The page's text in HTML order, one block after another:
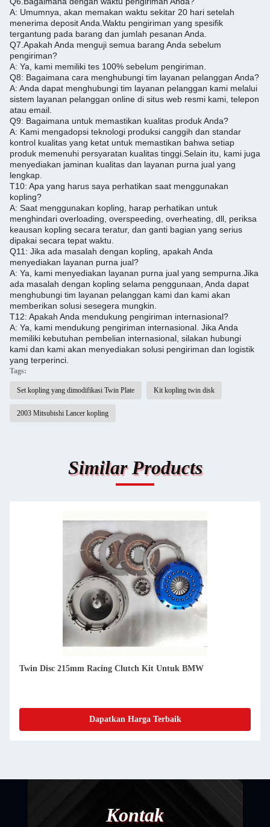
A: Umumnya, akan memakan waktu sekitar 20 hari setelah
menerima deposit Anda. Waktu pengiriman yang spesifik
tergantung pada barang dan jumlah pesanan Anda.
Q7. Apakah Anda menguji semua barang Anda sebelum
pengiriman?
A: Ya, kami memiliki tes 100% sebelum pengiriman.
Q8: Bagaimana cara menghubungi tim layanan pelanggan Anda?
A: Anda dapat menghubungi tim layanan pelanggan kami melalui
sistem layanan pelanggan online di situs web resmi kami, telepon
atau email.
Q9: Bagaimana untuk memastikan kualitas produk Anda?
A: Kami mengadopsi teknologi produksi canggih dan standar
kontrol kualitas yang ketat untuk memastikan bahwa setiap
produk memenuhi persyaratan kualitas tinggi. Selain itu, kami juga
menyediakan jaminan kualitas dan layanan purna jual yang
lengkap.
T10: Apa yang harus saya perhatikan saat menggunakan
kopling?
A: Saat menggunakan kopling, harap perhatikan untuk
menghindari overloading, overspeeding, overheating, dll, periksa
keausan kopling secara teratur, dan ganti bagian yang serius
dipakai secara tepat waktu.
Q11: Jika ada masalah dengan kopling, apakah Anda
menyediakan layanan purna jual?
A: Ya, kami menyediakan layanan purna jual yang sempurna. Jika
ada masalah dengan kopling selama penggunaan, Anda dapat
menghubungi tim layanan pelanggan kami dan kami akan
memberikan solusi sesegera mungkin.
T12: Apakah Anda mendukung pengiriman internasional?
A: Ya, kami mendukung pengiriman internasional. Jika Anda
memiliki kebutuhan pembelian internasional, silakan hubungi
kami dan kami akan menyediakan solusi pengiriman dan logistik
yang terperinci.
Tags:
Set kopling yang dimodifikasi Twin Plate Kit kopling twin disk
2003 Mitsubishi Lancer kopling
Similar Products
Mitsubishi TwinRacing Kopling Sst Fit 200mm MITSUBISHI
Dapatkan Harga Terbaik
Kontak